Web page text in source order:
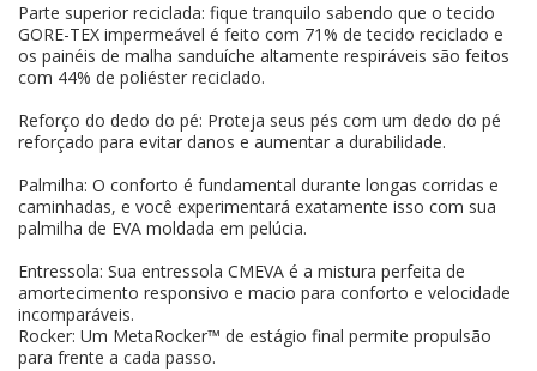
Parte superior reciclada: fique tranquilo sabendo que o tecido
GORE-TEX impermeável é feito com 71% de tecido reciclado e
os painéis de malha sanduíche altamente respiráveis ​​são feitos
com 44% de poliéster reciclado.
Reforço do dedo do pé: Proteja seus pés com um dedo do pé
reforçado para evitar danos e aumentar a durabilidade.
Palmilha: O conforto é fundamental durante longas corridas e
caminhadas, e você experimentará exatamente isso com sua
palmilha de EVA moldada em pelúcia.
Entressola: Sua entressola CMEVA é a mistura perfeita de
amortecimento responsivo e macio para conforto e velocidade
incomparáveis.
Rocker: Um MetaRocker™ de estágio final permite propulsão
para frente a cada passo.